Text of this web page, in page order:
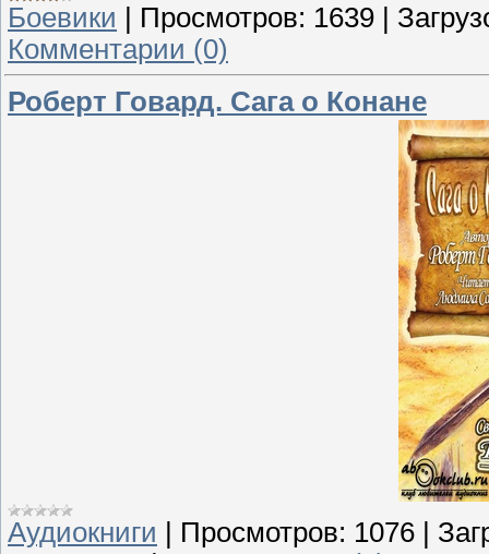
Боевики
Просмотров: 1639
Комментарии (0)
Роберт Говард. Сага о Конане
Аудиокниги | Просмотров: 1076 |